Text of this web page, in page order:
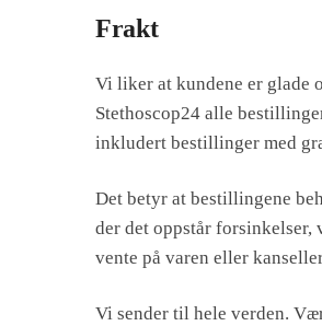
Frakt
Vi liker at kundene er glade
Stethoscop24 alle
inkludert bestillinger med
Det betyr at bestillingene
der det oppstår
vente på varen eller
Vi sender til hele verden.